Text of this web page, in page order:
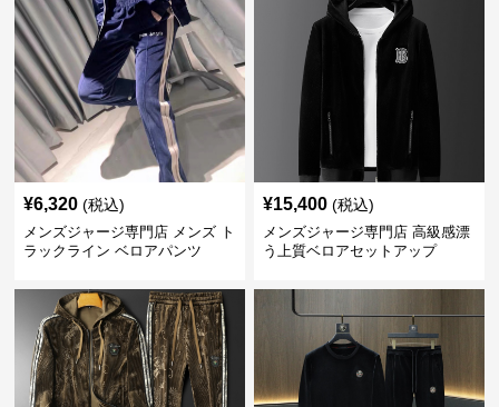
¥6,320 (税込)
メンズジャージ専門店 メンズ ト
ラックライン ベロアパンツ
¥15,400 (税込)
メンズジャージ専門店 高級感漂
う上質ベロアセットアップ